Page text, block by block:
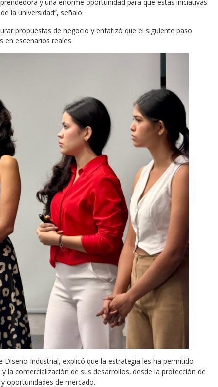
y una enorme oportunidad para que estas iniciativas
la universidad”, señaló.
propuestas de negocio y enfatizó que el siguiente paso
en escenarios reales.
Industrial, explicó que la estrategia les ha permitido
la comercialización de sus desarrollos, desde la protección de
oportunidades de mercado.